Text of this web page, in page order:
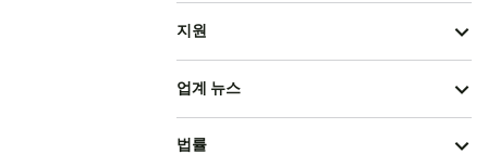
지원
업계 뉴스
법률